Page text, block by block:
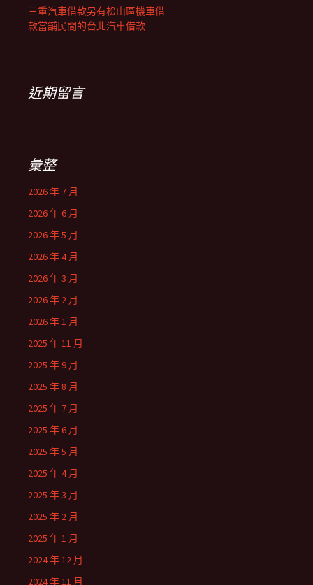
三重汽車借款另有松山區機車借
款當舖民間的台北汽車借款
近期留言
彙整
2026 年 7 月
2026 年 6 月
2026 年 5 月
2026 年 4 月
2026 年 3 月
2026 年 2 月
2026 年 1 月
2025 年 11 月
2025 年 9 月
2025 年 8 月
2025 年 7 月
2025 年 6 月
2025 年 5 月
2025 年 4 月
2025 年 3 月
2025 年 2 月
2025 年 1 月
2024 年 12 月
2024 年 11 月